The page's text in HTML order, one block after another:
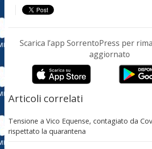
Scarica l’app SorrentoPress per
aggiornato
Articoli correlati
Tensione a Vico Equense, contagiato da
rispettato la quarantena